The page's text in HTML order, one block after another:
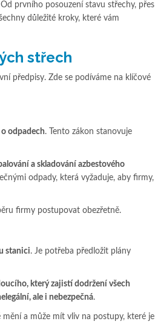
prvního posouzení stavu střechy, přes
důležité kroky, které vám
střech
předpisy. Zde se podíváme na klíčové
odpadech. Tento zákon stanovuje
a skladování azbestového
odpady, která vyžaduje, aby firmy,
firmy postupovat obezřetně.
stanici. Je potřeba předložit plány
který zajistí dodržení všech
ale i nebezpečná.
a může mít vliv na postupy, které je